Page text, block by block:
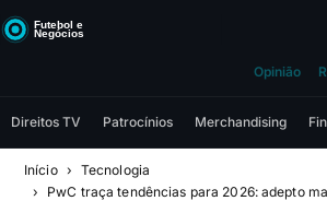
Opinião
Direitos TV Patrocínios Merchandising
Início
Tecnologia
PwC traça tendências para 2026: adepto